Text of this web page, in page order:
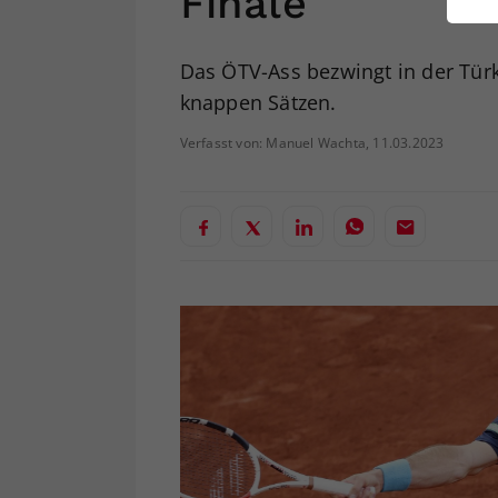
Das ÖTV-Ass bezwingt in der
knappen Sätzen.
Verfasst von: Manuel Wachta, 11.03.2023